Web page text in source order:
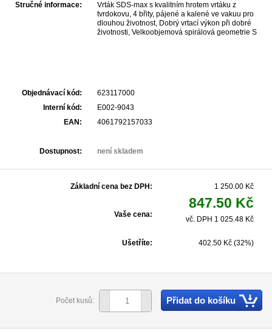
Stručné informace:
Vrták SDS-max s kvalitním hrotem vrtáku z
tvrdokovu, 4 břity, pájené a kalené ve vakuu pro
dlouhou životnost, Dobrý vrtací výkon při dobré
životnosti, Velkoobjemová spirálová geometrie S
Objednávací kód:
623117000
Interní kód:
E002-9043
EAN:
4061792157033
Dostupnost: není skladem
Základní cena bez DPH: 1 250.00 Kč
Vaše cena:
847.50 Kč
vč. DPH 1 025.48 Kč
Ušetříte: 402.50 Kč (32%)
Počet kusů: Přidat do košíku